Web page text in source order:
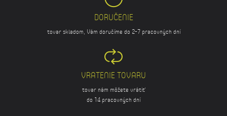
DORUČENIE
tovar skladom, Vám doručíme do 2-7 pracovných dní
VRATENIE TOVARU
tovar nám môžete vrátiť
do 14 pracovných dní